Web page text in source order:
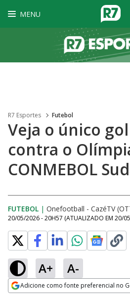
MENU
R7 Esportes Futebol
Veja o único
contra o
CONMEBOL
FUTEBOL | Onefootball - CazéTV
20/05/2026 - 20H57 (ATUALIZADO EM 20/
A+ A-
Adicione como fonte preferencial no